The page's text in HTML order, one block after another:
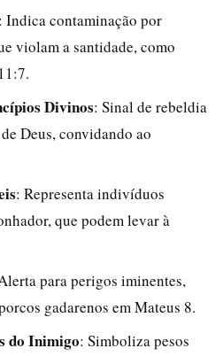
: Indica contaminação por
violam a santidade, como
Divinos: Sinal de rebeldia
Deus, convidando ao
: Representa indivíduos
que podem levar à
para perigos iminentes,
gadarenos em Mateus 8.
do Inimigo: Simboliza pesos